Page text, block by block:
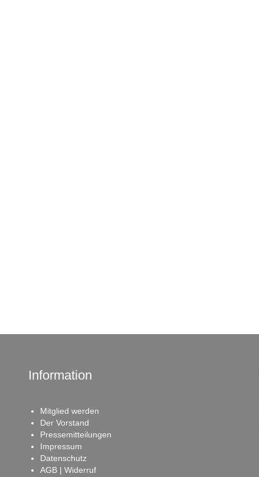
Information
Mitglied werden
Der Vorstand
Pressemitteilungen
Impressum
Datenschutz
AGB | Widerruf